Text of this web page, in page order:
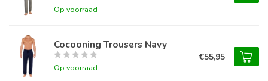
Op voorraad
Cocooning Trousers Navy
Op voorraad
€55,95